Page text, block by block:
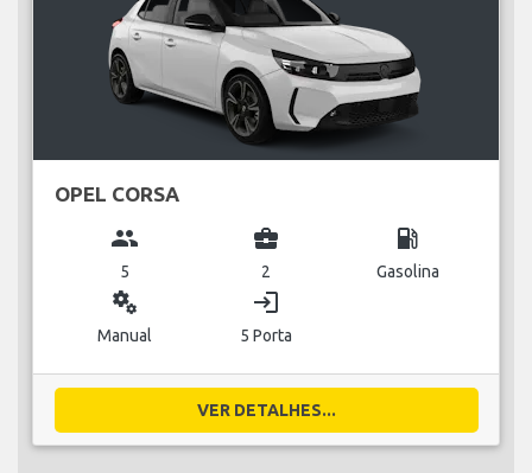
OPEL CORSA
group
5
business_center
2
local_gas_station
Gasolina
miscellaneous_services
Manual
login
5 Porta
VER DETALHES...